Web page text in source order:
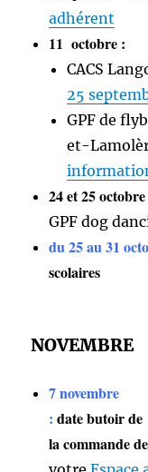
adhérent
11 octobre :
CACS
25
GPF de
et-
24 et 25
GPF dog
du 25 au 31
scolaires
NOVEMBRE
7 novembre
: date butoir de
la commande